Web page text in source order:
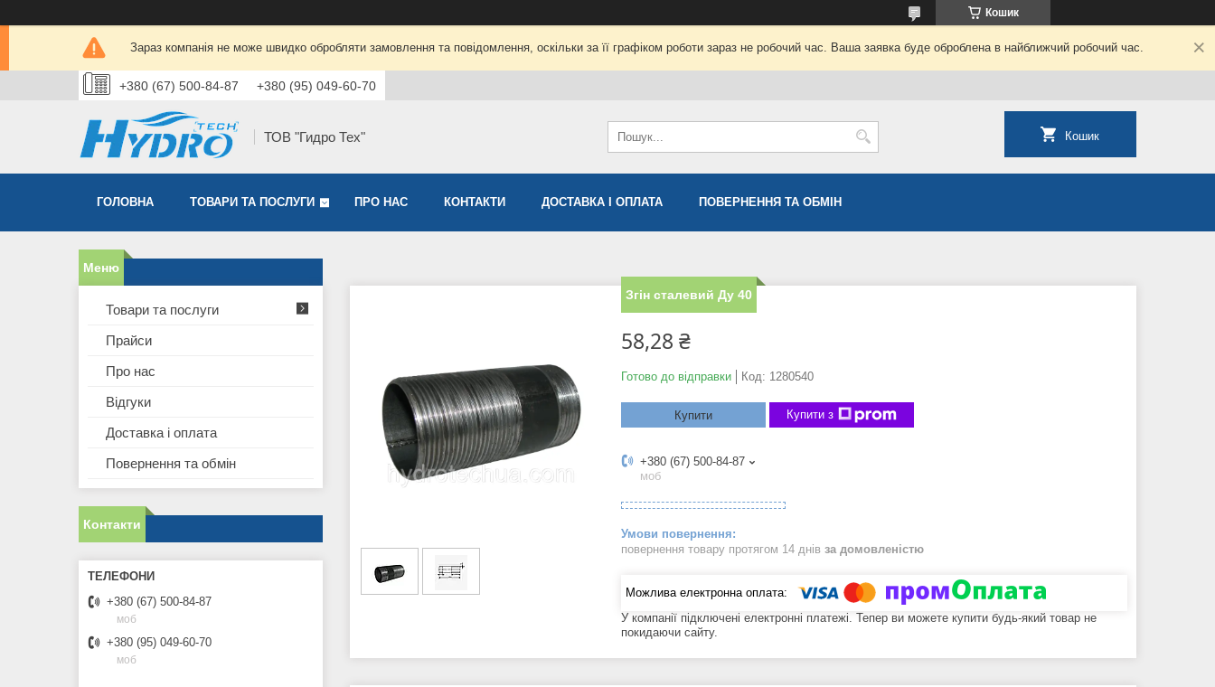
Кошик
Зараз компанія не може швидко обробляти замовлення та повідомлення, оскільки за її графіком роботи зараз не робочий час. Ваша заявка буде оброблена в найближчий робочий час.
+380 (67) 500-84-87 +380 (95) 049-60-70
ТОВ "Гидро Тех" Кошик
ГОЛОВНА ТОВАРИ ТА ПОСЛУГИ ПРО НАС КОНТАКТИ ДОСТАВКА І ОПЛАТА ПОВЕРНЕННЯ ТА ОБМІН
Згін сталевий Ду 40
58,28 ₴
Готово до відправки Код: 1280540
Купити Купити з
+380 (67) 500-84-87
моб
повернення товару протягом 14 днів за домовленістю
У компанії підключені електронні платежі. Тепер ви можете купити будь-який товар не
покидаючи сайту.
Товари та послуги
Прайси
Про нас
Відгуки
Доставка і оплата
Повернення та обмін
Контакти
+380 (67) 500-84-87
моб
+380 (95) 049-60-70
моб